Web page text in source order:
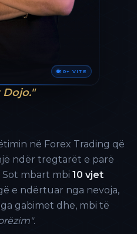
10+ VITE
Dojo."
në Forex Trading që
ndër tregtarët e parë
mbart mbi 10 vjet
e ndërtuar nga nevoja,
gabimet dhe, mbi të
.